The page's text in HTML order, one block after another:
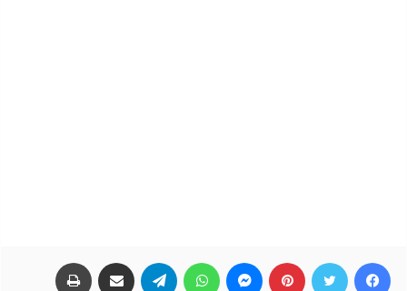
فيسبوك تويتر بينتيريست ماسنجر واتساب تيلقرام مشاركة عبر البريد